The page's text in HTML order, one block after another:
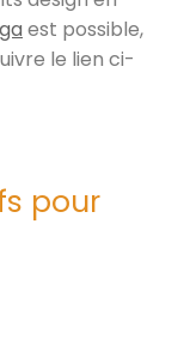
est possible,
le lien ci-
pour